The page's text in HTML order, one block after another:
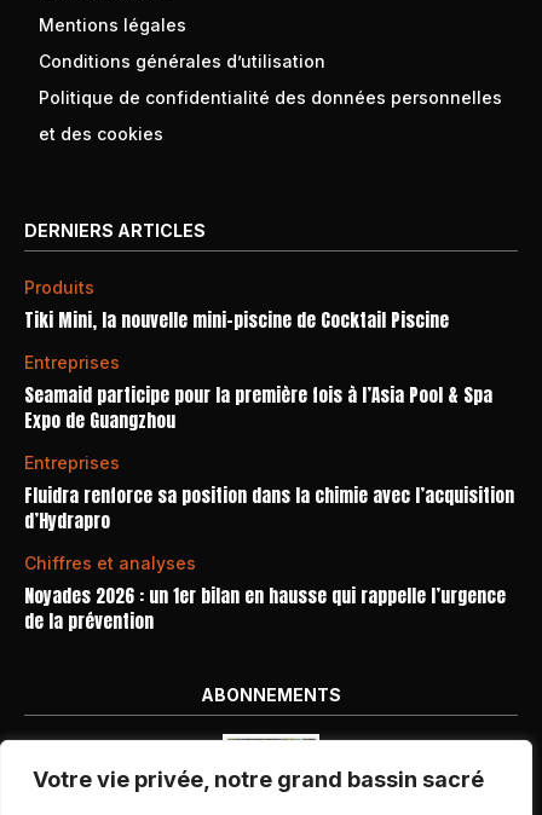
Votre vie privée, notre grand bassin sacré
Mentions légales
Conditions générales d’utilisation
Politique de confidentialité des données personnelles
et des cookies
DERNIERS ARTICLES
Produits
Tiki Mini, la nouvelle mini-piscine de Cocktail Piscine
Entreprises
Seamaid participe pour la première fois à l’Asia Pool & Spa
Expo de Guangzhou
Entreprises
Fluidra renforce sa position dans la chimie avec l’acquisition
d’Hydrapro
Chiffres et analyses
Noyades 2026 : un 1er bilan en hausse qui rappelle l’urgence
de la prévention
ABONNEMENTS